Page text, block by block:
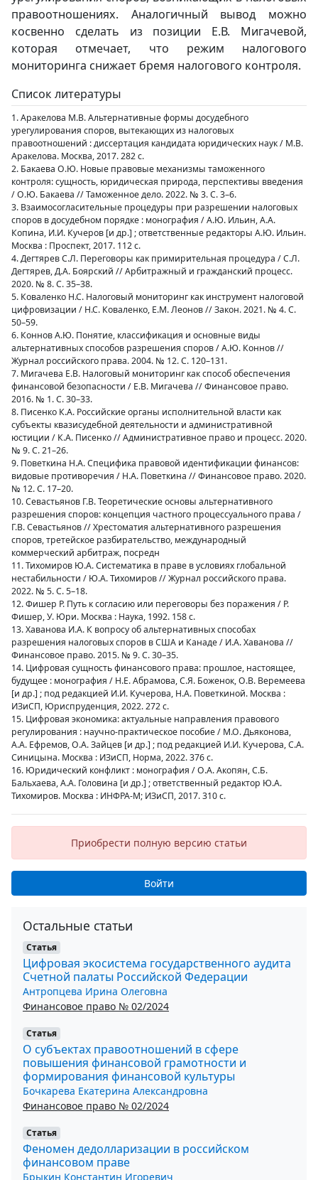
правоотношениях. Аналогичный вывод можно
косвенно сделать из позиции Е.В. Мигачевой,
которая отмечает, что режим налогового
мониторинга снижает бремя налогового контроля.
Список литературы
1. Аракелова М.В. Альтернативные формы досудебного
урегулирования споров, вытекающих из налоговых
правоотношений : диссертация кандидата юридических наук / М.В.
Аракелова. Москва, 2017. 282 с.
2. Бакаева О.Ю. Новые правовые механизмы таможенного
контроля: сущность, юридическая природа, перспективы введения
/ О.Ю. Бакаева // Таможенное дело. 2022. № 3. С. 3–6.
3. Взаимосогласительные процедуры при разрешении налоговых
споров в досудебном порядке : монография / А.Ю. Ильин, А.А.
Копина, И.И. Кучеров [и др.] ; ответственные редакторы А.Ю. Ильин.
Москва : Проспект, 2017. 112 с.
4. Дегтярев С.Л. Переговоры как примирительная процедура / С.Л.
Дегтярев, Д.А. Боярский // Арбитражный и гражданский процесс.
2020. № 8. С. 35–38.
5. Коваленко Н.С. Налоговый мониторинг как инструмент налоговой
цифровизации / Н.С. Коваленко, Е.М. Леонов // Закон. 2021. № 4. С.
50–59.
6. Коннов А.Ю. Понятие, классификация и основные виды
альтернативных способов разрешения споров / А.Ю. Коннов //
Журнал российского права. 2004. № 12. С. 120–131.
7. Мигачева Е.В. Налоговый мониторинг как способ обеспечения
финансовой безопасности / Е.В. Мигачева // Финансовое право.
2016. № 1. С. 30–33.
8. Писенко К.А. Российские органы исполнительной власти как
субъекты квазисудебной деятельности и административной
юстиции / К.А. Писенко // Административное право и процесс. 2020.
№ 9. С. 21–26.
9. Поветкина Н.А. Специфика правовой идентификации финансов:
видовые противоречия / Н.А. Поветкина // Финансовое право. 2020.
№ 12. С. 17–20.
10. Севастьянов Г.В. Теоретические основы альтернативного
разрешения споров: концепция частного процессуального права /
Г.В. Севастьянов // Хрестоматия альтернативного разрешения
споров, третейское разбирательство, международный
коммерческий арбитраж, посредн
11. Тихомиров Ю.А. Систематика в праве в условиях глобальной
нестабильности / Ю.А. Тихомиров // Журнал российского права.
2022. № 5. С. 5–18.
12. Фишер Р. Путь к согласию или переговоры без поражения / Р.
Фишер, У. Юри. Москва : Наука, 1992. 158 с.
13. Хаванова И.А. К вопросу об альтернативных способах
разрешения налоговых споров в США и Канаде / И.А. Хаванова //
Финансовое право. 2015. № 9. С. 30–35.
14. Цифровая сущность финансового права: прошлое, настоящее,
будущее : монография / Н.Е. Абрамова, С.Я. Боженок, О.В. Веремеева
[и др.] ; под редакцией И.И. Кучерова, Н.А. Поветкиной. Москва :
ИЗиСП, Юриспруденция, 2022. 272 с.
15. Цифровая экономика: актуальные направления правового
регулирования : научно-практическое пособие / М.О. Дьяконова,
А.А. Ефремов, О.А. Зайцев [и др.] ; под редакцией И.И. Кучерова, С.А.
Синицына. Москва : ИЗиСП, Норма, 2022. 376 с.
16. Юридический конфликт : монография / О.А. Акопян, С.Б.
Бальхаева, А.А. Головина [и др.] ; ответственный редактор Ю.А.
Тихомиров. Москва : ИНФРА-М; ИЗиСП, 2017. 310 с.
Приобрести полную версию статьи
Войти
Остальные статьи
Статья
Цифровая экосистема государственного аудита
Счетной палаты Российской Федерации
Антропцева Ирина Олеговна
Финансовое право № 02/2024
Статья
О субъектах правоотношений в сфере
повышения финансовой грамотности и
формирования финансовой культуры
Бочкарева Екатерина Александровна
Финансовое право № 02/2024
Статья
Феномен дедолларизации в российском
финансовом праве
Брыкин Константин Игоревич